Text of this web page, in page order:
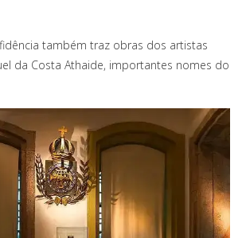
também traz obras dos artistas
da Costa Athaide, importantes nomes do